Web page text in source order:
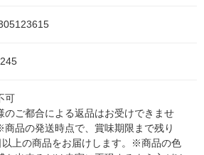
可
のご都合による返品はお受けできませ
品の発送時点で、賞味期限まで残り
以上の商品をお届けします。※商品の色